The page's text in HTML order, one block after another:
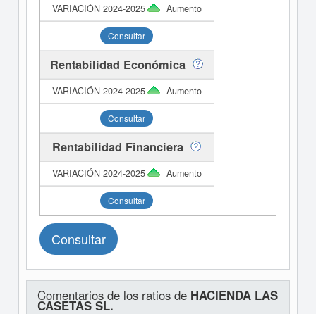
Aumento
Consultar
Rentabilidad Económica
Aumento
Consultar
Rentabilidad Financiera
Aumento
Consultar
Consultar
Comentarios de los ratios de HACIENDA LAS
CASETAS SL.